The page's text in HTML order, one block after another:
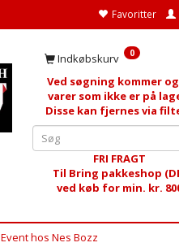
Favoritter
Indkøbskurv 0
Ved søgning kommer
varer som ikke er på
Disse kan fjernes via
FRI FRAGT
Til Bring pakkeshop
ved køb for min. kr.
Event hos Nes Bozz